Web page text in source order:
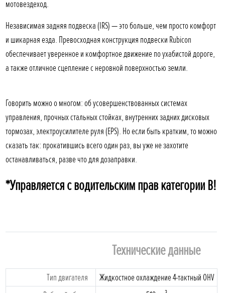
мотовездеход.
Независимая задняя подвеска (IRS) — это больше, чем просто комфорт
и шикарная езда. Превосходная конструкция подвески Rubicon
обеспечивает уверенное и комфортное движение по ухабистой дороге,
а также отличное сцепление с неровной поверхностью земли.
Говорить можно о многом: об усовершенствованных системах
управления, прочных стальных стойках, внутренних задних дисковых
тормозах, электроусилителе руля (EPS). Но если быть кратким, то можно
сказать так: прокатившись всего один раз, вы уже не захотите
останавливаться, разве что для дозаправки.
*Управляется с водительским прав категории В!
Технические данные
Tип двигателя
Жидкостное охлаждение 4-тактный OHV